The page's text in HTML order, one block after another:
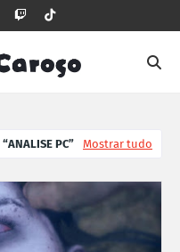
ANALISE PC Mostrar tudo